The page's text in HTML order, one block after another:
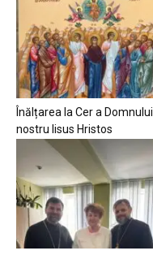
Înălțarea la Cer a Domnului
nostru Iisus Hristos